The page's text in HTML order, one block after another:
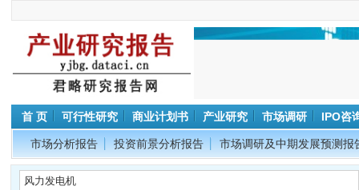
首 页 可行性研究 商业计划书 产业研究 市场调研 IPO咨
市场分析报告 投资前景分析报告 市场调研及中期发展预测报